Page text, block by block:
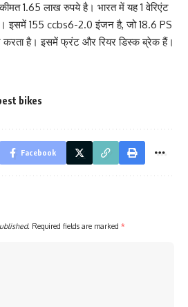
1.65 लाख रुपये है। भारत में यह 1 वेरिएंट
155 ccbs6-2.0 इंजन है, जो 18.6 PS
करता है। इसमें फ्रंट और रियर डिस्क ब्रेक हैं।
bikes
Facebook
Required fields are marked *